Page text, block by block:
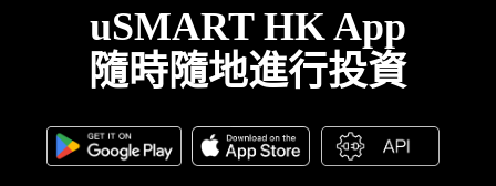
uSMART HK App
隨時隨地進行投資